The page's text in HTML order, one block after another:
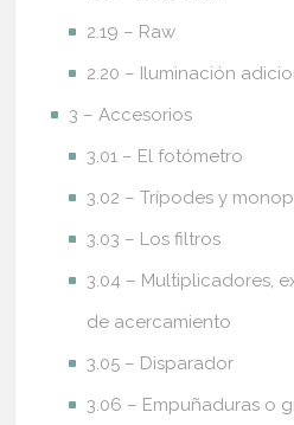
2.19 – Raw
2.20 – Iluminación
3 – Accesorios
3.01 – El fotómetro
3.02 – Trípodes y
3.03 – Los filtros
3.04 – Multiplicadores,
de acercamiento
3.05 – Disparador
3.06 – Empuñaduras o